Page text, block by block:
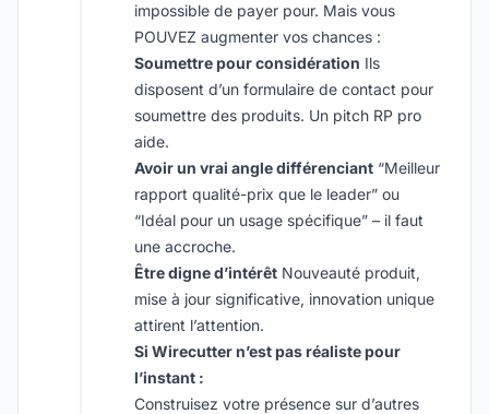
impossible de payer pour. Mais vous
POUVEZ augmenter vos chances :
Soumettre pour considération Ils
disposent d’un formulaire de contact pour
soumettre des produits. Un pitch RP pro
aide.
Avoir un vrai angle différenciant “Meilleur
rapport qualité-prix que le leader” ou
“Idéal pour un usage spécifique” – il faut
une accroche.
Être digne d’intérêt Nouveauté produit,
mise à jour significative, innovation unique
attirent l’attention.
Si Wirecutter n’est pas réaliste pour
l’instant :
Construisez votre présence sur d’autres